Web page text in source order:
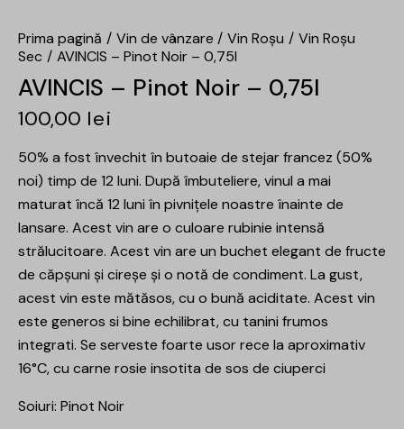
Prima pagină Vin de vânzare Vin Roșu
Vin Roșu
Sec
AVINCIS – Pinot Noir – 0,75l
AVINCIS – Pinot Noir – 0,75l
100,00 lei
50% a fost învechit în butoaie de stejar francez (50%
noi) timp de 12 luni. După îmbuteliere, vinul a mai
maturat încă 12 luni în pivnițele noastre înainte de
lansare. Acest vin are o culoare rubinie intensă
strălucitoare. Acest vin are un buchet elegant de fructe
de căpșuni și cireșe și o notă de condiment. La gust,
acest vin este mătăsos, cu o bună aciditate. Acest vin
este generos si bine echilibrat, cu tanini frumos
integrati. Se serveste foarte usor rece la aproximativ
16°C, cu carne rosie insotita de sos de ciuperci
Soiuri: Pinot Noir